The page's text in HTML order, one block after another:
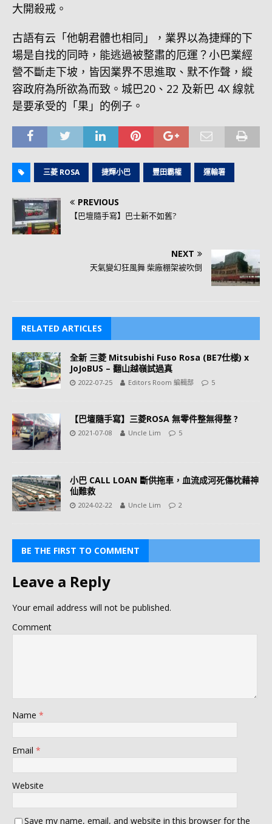
大開殺戒。
古語有云「他朝君體也相同」，業界以為捷輝的下
場是自找的同時，能逃過被整肅的厄運？小巴業經
營不斷走下坡，皆因業界不思進取、默不作聲，縱
容政府為所欲為而致。城巴20、22 及新巴 4X 線就
是要承受的「果」的例子。
三菱 ROSA 捷輝小巴 豐田霸權 運輸署
PREVIOUS
【巴壇隨手寫】巴士新不如舊?
NEXT
天氣變幻狂風舞 柴廠棚架被吹倒
RELATED ARTICLES
全新 三菱 Mitsubishi Fuso Rosa (BE7仕様) x
JoJoBUS – 翻山越嶺試過真
2022-07-25 Editors Room 編輯部 5
【巴壇隨手寫】三菱ROSA 無零件整無得整 ?
2021-07-08 Uncle Lim 5
小巴 CALL LOAN 斷供拖車，血流成河死傷枕藉神
仙難救
2024-02-22 Uncle Lim 2
BE THE FIRST TO COMMENT
Leave a Reply
Your email address will not be published.
Comment
Name *
Email *
Website
Save my name, email, and website in this browser for the